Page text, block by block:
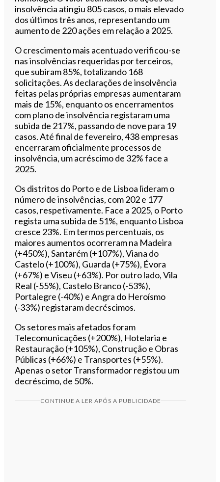
insolvência atingiu 805 casos, o mais elevado
dos últimos três anos, representando um
aumento de 220 ações em relação a 2025.
O crescimento mais acentuado verificou-se
nas insolvências requeridas por terceiros,
que subiram 85%, totalizando 168
solicitações. As declarações de insolvência
feitas pelas próprias empresas aumentaram
mais de 15%, enquanto os encerramentos
com plano de insolvência registaram uma
subida de 217%, passando de nove para 19
casos. Até final de fevereiro, 438 empresas
encerraram oficialmente processos de
insolvência, um acréscimo de 32% face a
2025.
Os distritos do Porto e de Lisboa lideram o
número de insolvências, com 202 e 177
casos, respetivamente. Face a 2025, o Porto
regista uma subida de 51%, enquanto Lisboa
cresce 23%. Em termos percentuais, os
maiores aumentos ocorreram na Madeira
(+450%), Santarém (+107%), Viana do
Castelo (+100%), Guarda (+75%), Évora
(+67%) e Viseu (+63%). Por outro lado, Vila
Real (-55%), Castelo Branco (-53%),
Portalegre (-40%) e Angra do Heroísmo
(-33%) registaram decréscimos.
Os setores mais afetados foram
Telecomunicações (+200%), Hotelaria e
Restauração (+105%), Construção e Obras
Públicas (+66%) e Transportes (+55%).
Apenas o setor Transformador registou um
decréscimo, de 50%.
CONTINUE A LER APÓS A PUBLICIDADE